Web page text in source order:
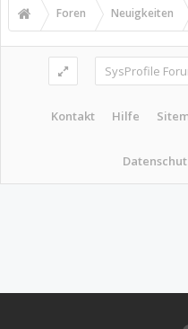
Foren Neuigkeiten
SysProfile
Kontakt Hilfe